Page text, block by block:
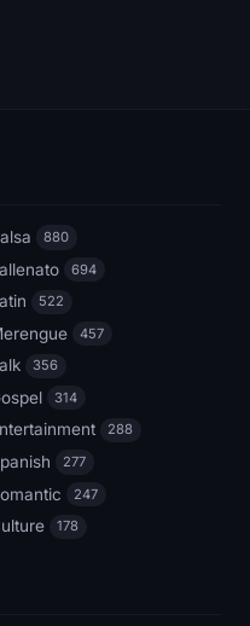
880
694
522
457
356
314
288
277
247
178